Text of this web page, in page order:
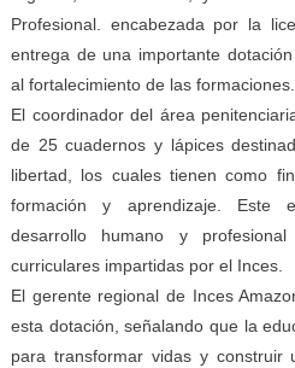
Profesional. encabezada por la
entrega de una importante
al fortalecimiento de las formaciones.
El coordinador del área
de 25 cuadernos y lápices
libertad, los cuales tienen como
formación y aprendizaje. Este
desarrollo humano y
curriculares impartidas por el Inces.
El gerente regional de Inces
esta dotación, señalando que la
para transformar vidas y construir